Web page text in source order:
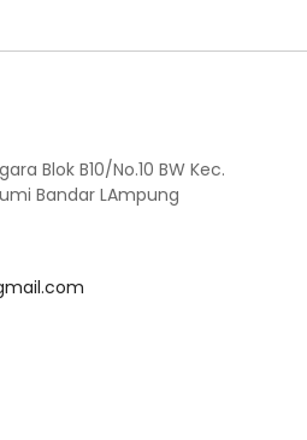
Blok B10/No.10 BW Kec.
Bandar LAmpung